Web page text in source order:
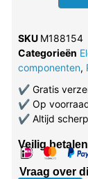
SKU M188154
Categorieën
componenten,
✔Gratis
✔Op
✔Altijd
Veilig
Vraag over